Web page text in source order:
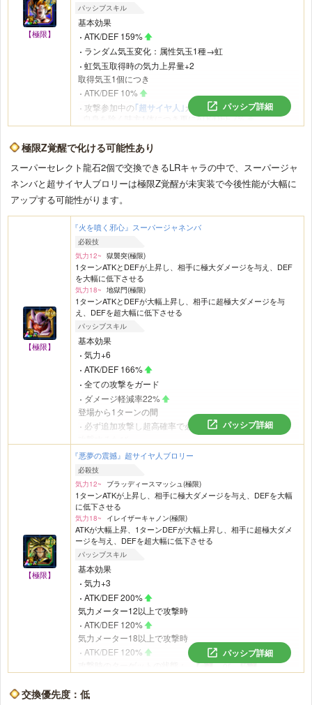
【極限】
パッシブスキル
基本効果
ATK/DEF 159%
ランダム気玉変化：属性気玉1種→虹
虹気玉取得時の気力上昇量+2
取得気玉1個につき
ATK/DEF 10%
攻撃参加中の｢超サイヤ人｣カテゴリの
自身を除く味方1体につき更にATK/DEF 7%
会心率とダメージ軽減率7%
パッシブ詳細
極限Z覚醒で化ける可能性あり
スーパーセレクト龍石2個で交換できるLRキャラの中で、スーパージャ
ネンバと超サイヤ人ブロリーは極限Z覚醒が未実装で今後性能が大幅に
アップする可能性がります。
【極限】
『火を噴く邪心』スーパージャネンバ
必殺技
気力12~ 獄襲突(極限)
1ターンATKとDEFが上昇し、相手に極大ダメージを与え、DEF
を大幅に低下させる
気力18~ 地獄門(極限)
1ターンATKとDEFが大幅上昇し、相手に超極大ダメージを与
え、DEFを超大幅に低下させる
パッシブスキル
基本効果
気力+6
ATK/DEF 166%
全ての攻撃をガード
ダメージ軽減率22%
登場から1ターンの間
必ず追加攻撃し超高確率で必殺技発動
気力+2(最大+6)
会心率22%
(最大66%)
気力メーター22以上で攻撃時
ATK66%
1番目か2番目にいるとき
ダメージ軽減率22%
2番目か3番目で攻撃すると
必ず追加攻撃し超高確率で必殺技発動
敵の
気弾系必殺技を受けるとき
超高確率で無効化する
敵の必殺技を受けるとき
一時的に高確率で敵の攻撃を回避
パッシブ詳細
【極限】
『悪夢の震撼』超サイヤ人ブロリー
必殺技
気力12~
ブラッディースマッシュ(極限)
1ターンATKが上昇し、相手に極大ダメージを与え、DEFを大幅
に低下させる
気力18~ イレイザーキャノン(極限)
ATKが大幅上昇、1ターンDEFが大幅上昇し、相手に超極大ダメ
ージを与え、DEFを超大幅に低下させる
パッシブスキル
基本効果
気力+3
ATK/DEF 200%
気力メーター12以上で攻撃時
ATK/DEF 120%
気力メーター18以上で攻撃時
ATK/DEF 120%
ATK低下
or
DEF低下
敵が1体のとき
パッシブ詳細
交換優先度：低